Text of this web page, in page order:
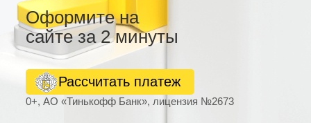
Оформите на
сайте за 2 минуты
0+, АО «Тинькофф Банк», лицензия №2673
Рассчитать платеж